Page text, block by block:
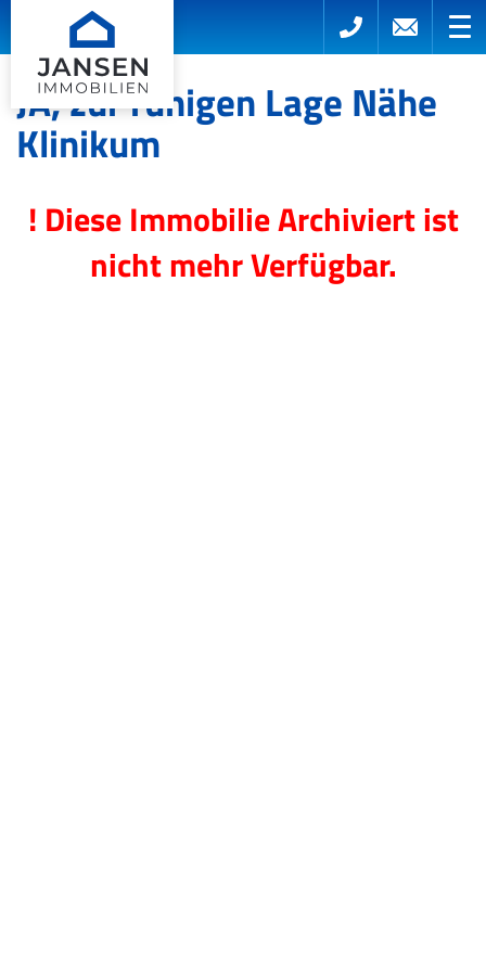
JA, zur ruhigen Lage Nähe
Klinikum
! Diese Immobilie Archiviert ist
nicht mehr Verfügbar.